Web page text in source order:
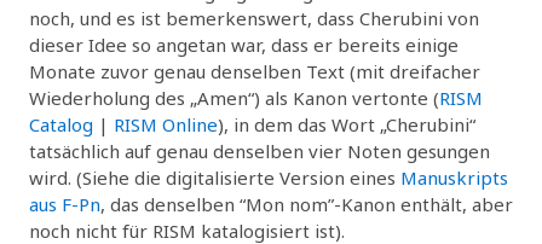
noch, und es ist bemerkenswert, dass Cherubini von
dieser Idee so angetan war, dass er bereits einige
Monate zuvor genau denselben Text (mit dreifacher
Wiederholung des „Amen“) als Kanon vertonte (RISM
Catalog | RISM Online), in dem das Wort „Cherubini“
tatsächlich auf genau denselben vier Noten gesungen
wird. (Siehe die digitalisierte Version eines Manuskripts
aus F-Pn, das denselben “Mon nom”-Kanon enthält, aber
noch nicht für RISM katalogisiert ist).